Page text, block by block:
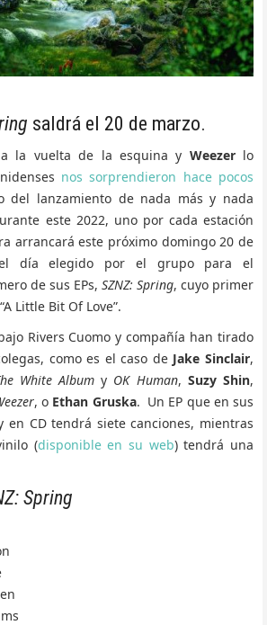
saldrá el 20 de marzo.
la vuelta de la esquina y Weezerlo
nos sorprendieron hace pocos
del lanzamiento de nada más y nada
este 2022, uno por cada estación
arrancará este próximo domingo 20 de
día elegido por el grupo para el
de sus EPs, SZNZ: Spring, cuyo primer
Little Bit Of Love”.
Rivers Cuomo y compañía han tirado
como es el caso de Jake Sinclair,
White Album y OK Human, Suzy Shin,
, o Ethan Gruska. Un EP que en sus
en CD tendrá siete canciones, mientras
(disponible en su web) tendrá una
Spring